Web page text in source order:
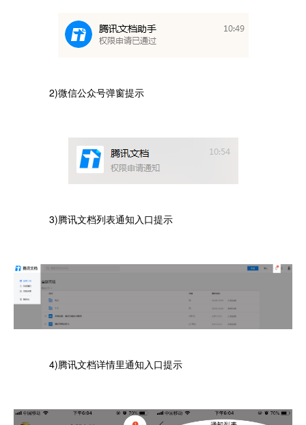
2)微信公众号弹窗提示
3)腾讯文档列表通知入口提示
4)腾讯文档详情里通知入口提示